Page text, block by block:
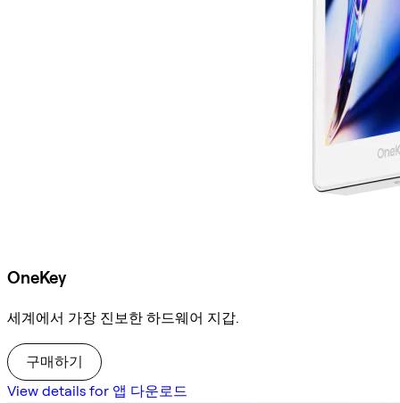
OneKey
세계에서 가장 진보한 하드웨어 지갑.
구매하기
View details for 앱 다운로드